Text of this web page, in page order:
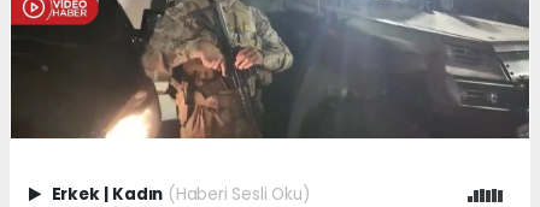
Erkek | Kadın (Haberi Sesli Oku)